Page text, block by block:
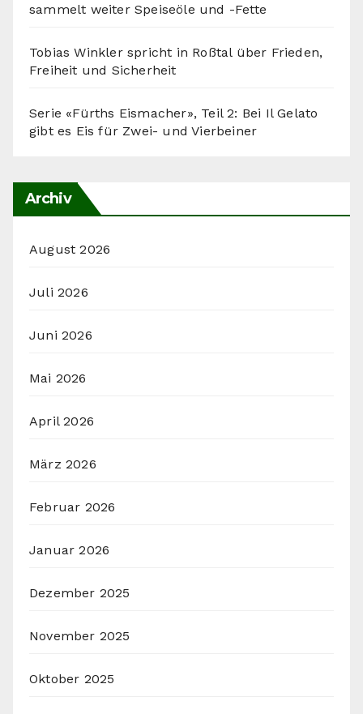
sammelt weiter Speiseöle und -Fette
Tobias Winkler spricht in Roßtal über Frieden,
Freiheit und Sicherheit
Serie «Fürths Eismacher», Teil 2: Bei Il Gelato
gibt es Eis für Zwei- und Vierbeiner
Archiv
August 2026
Juli 2026
Juni 2026
Mai 2026
April 2026
März 2026
Februar 2026
Januar 2026
Dezember 2025
November 2025
Oktober 2025